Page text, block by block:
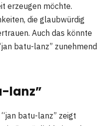
erzeugen möchte.
die glaubwürdig
Auch das könnte
batu-lanz” zunehmend
lanz”
batu-lanz” zeigt